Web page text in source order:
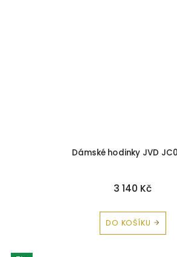
Dámské hodinky JVD
3 140 Kč
DO KOŠÍKU